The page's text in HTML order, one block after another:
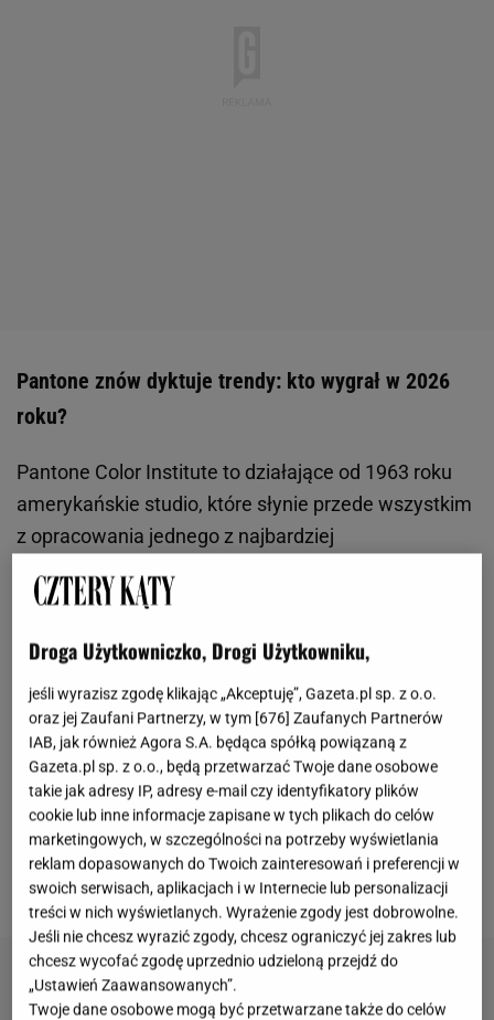
Pantone znów dyktuje trendy: kto wygrał w 2026
roku?
Pantone Color Institute to działające od 1963 roku
amerykańskie studio, które słynie przede wszystkim
z opracowania jednego z najbardziej
wzorników kolorystycznych. Od ponad dwudziestu
roku - jeden z najbardziej wpływowych wyróżnień,
jakie w świecie designu, mody i kultury wizualnej
może otrzymać barwa. To nie zwykły konkurs, a
szeroko komentowane w mediach i branży
przewidywanie trendu, który w przyszłym roku
ukształtuje paletę kolorystyczną nie tylko we
wnętrzach i modzie, ale i reklamie, produkcji - a
bywa, że i w świecie sztuki.
Droga Użytkowniczko, Drogi Użytkowniku,
jeśli wyrazisz zgodę klikając „Akceptuję”, Gazeta.pl sp. z o.o.
oraz jej Zaufani Partnerzy, w tym [676] Zaufanych Partnerów
IAB, jak również Agora S.A. będąca spółką powiązaną z
Gazeta.pl sp. z o.o., będą przetwarzać Twoje dane osobowe
takie jak adresy IP, adresy e-mail czy identyfikatory plików
cookie lub inne informacje zapisane w tych plikach do celów
marketingowych, w szczególności na potrzeby wyświetlania
reklam dopasowanych do Twoich zainteresowań i preferencji w
swoich serwisach, aplikacjach i w Internecie lub personalizacji
treści w nich wyświetlanych. Wyrażenie zgody jest dobrowolne.
Jeśli nie chcesz wyrazić zgody, chcesz ograniczyć jej zakres lub
chcesz wycofać zgodę uprzednio udzieloną przejdź do
„Ustawień Zaawansowanych”.
Twoje dane osobowe mogą być przetwarzane także do celów